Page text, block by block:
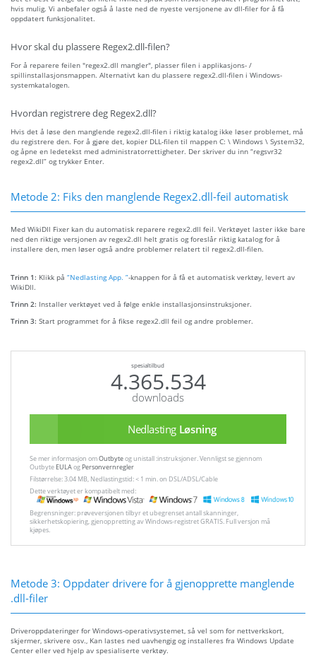
hvis mulig. Vi anbefaler også å laste ned de nyeste versjonene av dll-filer for å få
oppdatert funksjonalitet.
Hvor skal du plassere Regex2.dll-filen?
For å reparere feilen "regex2.dll mangler", plasser filen i applikasjons- /
spillinstallasjonsmappen. Alternativt kan du plassere regex2.dll-filen i Windows-
systemkatalogen.
Hvordan registrere deg Regex2.dll?
Hvis det å løse den manglende regex2.dll-filen i riktig katalog ikke løser problemet, må
du registrere den. For å gjøre det, kopier DLL-filen til mappen C: \ Windows \ System32,
og åpne en ledetekst med administratorrettigheter. Der skriver du inn “regsvr32
regex2.dll” og trykker Enter.
Metode 2: Fiks den manglende Regex2.dll-feil automatisk
Med WikiDll Fixer kan du automatisk reparere regex2.dll feil. Verktøyet laster ikke bare
ned den riktige versjonen av regex2.dll helt gratis og foreslår riktig katalog for å
installere den, men løser også andre problemer relatert til regex2.dll-filen.
Trinn 1: Klikk på “Nedlasting App. ”-knappen for å få et automatisk verktøy, levert av
WikiDll.
Trinn 2: Installer verktøyet ved å følge enkle installasjonsinstruksjoner.
Trinn 3: Start programmet for å fikse regex2.dll feil og andre problemer.
spesialtilbud
4.365.534
downloads
Nedlasting Løsning
Se mer informasjon omOutbyteog unistall :instruksjoner. Vennligst se gjennom
Outbyte EULAog Personvernregler
Filstørrelse: 3.04 MB, Nedlastingstid: < 1 min. on DSL/ADSL/Cable
Dette verktøyet er kompatibelt med:
Begrensninger: prøveversjonen tilbyr et ubegrenset antall skanninger,
sikkerhetskopiering, gjenoppretting av Windows-registret GRATIS. Full versjon må
kjøpes.
Metode 3: Oppdater drivere for å gjenopprette manglende
.dll-filer
Driveroppdateringer for Windows-operativsystemet, så vel som for nettverkskort,
skjermer, skrivere osv., Kan lastes ned uavhengig og installeres fra Windows Update
Center eller ved hjelp av spesialiserte verktøy.